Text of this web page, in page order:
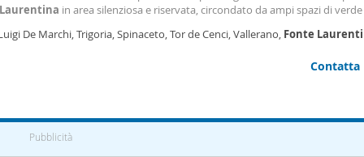
per maggiori informazioni o per prenotare una visita. Disponibile da
Laurentina in area silenziosa e riservata, circondato da ampi spazi di
attinenti alle nuove
De Marchi, Trigoria, Spinaceto, Tor de Cenci, Vallerano, Fonte
Contatta
Pubblicità